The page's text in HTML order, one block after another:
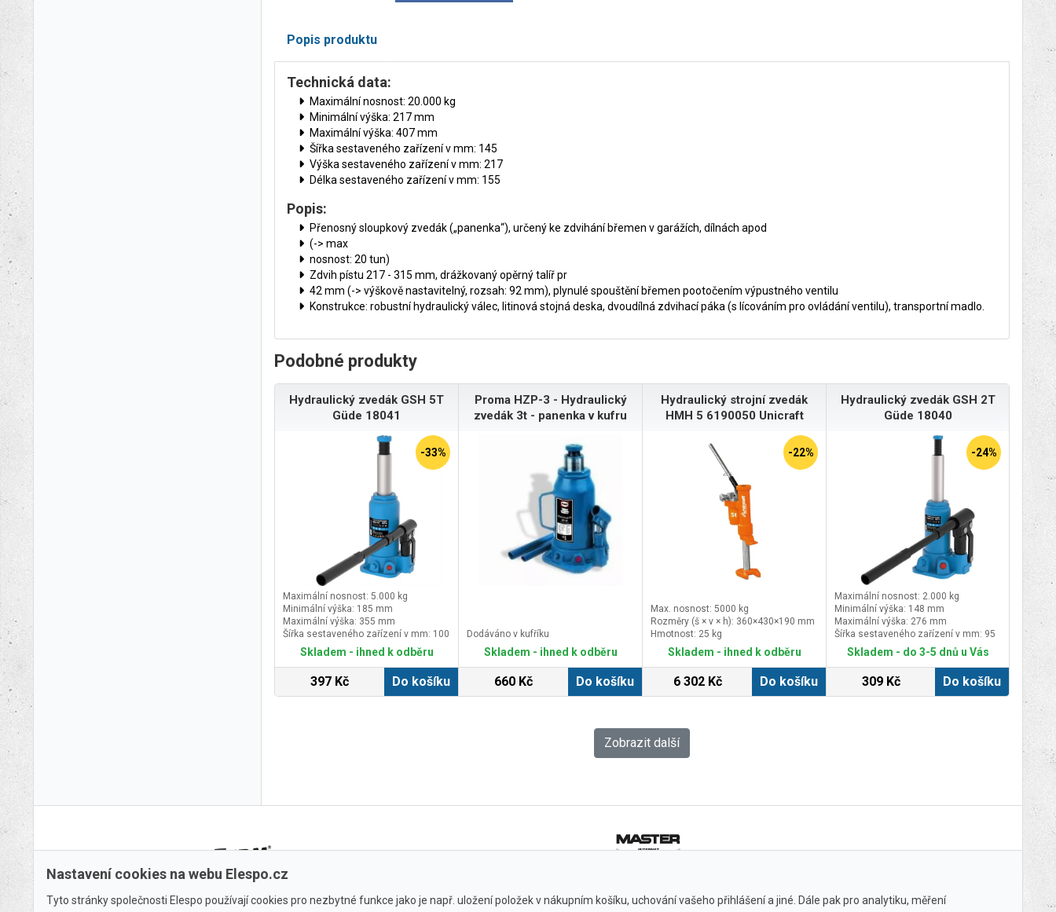
Popis produktu
Technická data:
Maximální nosnost: 20.000 kg
Minimální výška: 217 mm
Maximální výška: 407 mm
Šířka sestaveného zařízení v mm: 145
Výška sestaveného zařízení v mm: 217
Délka sestaveného zařízení v mm: 155
Popis:
Přenosný sloupkový zvedák („panenka“), určený ke zdvihání břemen v garážích, dílnách apod
(-> max
nosnost: 20 tun)
Zdvih pístu 217 - 315 mm, drážkovaný opěrný talíř pr
42 mm (-> výškově nastavitelný, rozsah: 92 mm), plynulé spouštění břemen pootočením výpustného ventilu
Konstrukce: robustní hydraulický válec, litinová stojná deska, dvoudílná zdvihací páka (s lícováním pro ovládání ventilu), transportní madlo.
Podobné produkty
Hydraulický zvedák GSH 5T
Güde 18041
-33%
Maximální nosnost: 5.000 kg
Minimální výška: 185 mm
Maximální výška: 355 mm
Šířka sestaveného zařízení v mm: 100
Skladem - ihned k odběru
397 Kč Do košíku
Proma HZP-3 - Hydraulický
zvedák 3t - panenka v kufru
Dodáváno v kufříku
Skladem - ihned k odběru
660 Kč Do košíku
Hydraulický strojní zvedák
HMH 5 6190050 Unicraft
-22%
Max. nosnost: 5000 kg
Rozměry (š × v × h): 360×430×190 mm
Hmotnost: 25 kg
Skladem - ihned k odběru
6 302 Kč Do košíku
Hydraulický zvedák GSH 2T
Güde 18040
-24%
Maximální nosnost: 2.000 kg
Minimální výška: 148 mm
Maximální výška: 276 mm
Šířka sestaveného zařízení v mm: 95
Skladem - do 3-5 dnů u Vás
309 Kč Do košíku
Zobrazit další
Nastavení cookies na webu Elespo.cz
Tyto stránky společnosti Elespo používají cookies pro nezbytné funkce jako je např. uložení položek v nákupním košíku, uchování vašeho přihlášení a jiné. Dále pak pro analytiku, měření